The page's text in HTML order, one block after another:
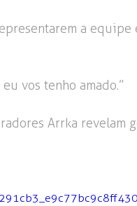
a
vos tenho amado.”
Arrka revelam